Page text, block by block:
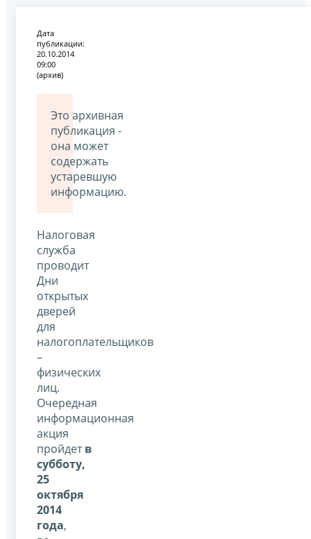
Дата
публикации:
20.10.2014
09:00
(архив)
Это архивная
публикация -
она может
содержать
устаревшую
информацию.
Налоговая
служба
проводит
Дни
открытых
дверей
для
налогоплательщиков
–
физических
лиц.
Очередная
информационная
акция
пройдетв
субботу,
25
октября
2014
года,